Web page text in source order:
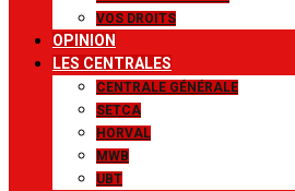
VOS DROITS
OPINION
LES CENTRALES
CENTRALE GÉNÉRALE
SETCA
HORVAL
MWB
UBT